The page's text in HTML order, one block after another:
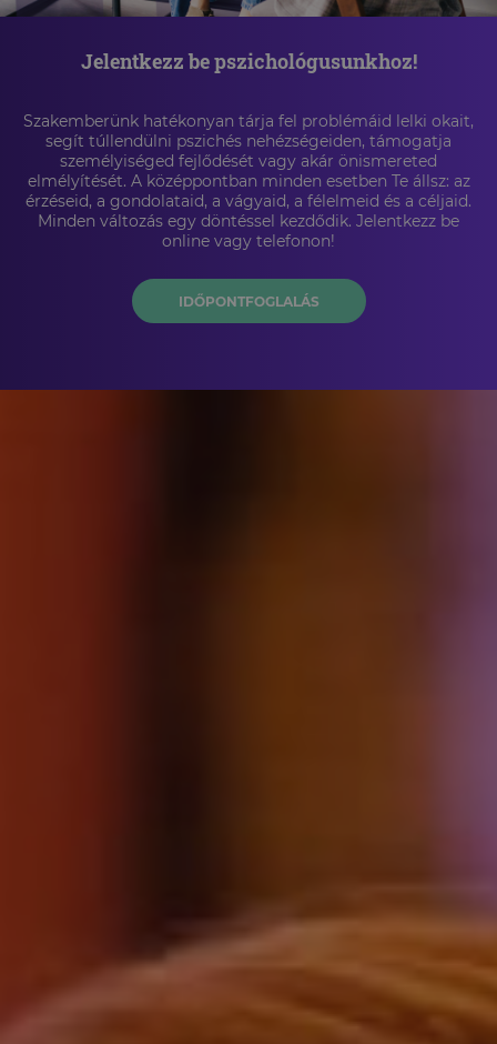
Jelentkezz be pszichológusunkhoz!
Szakemberünk hatékonyan tárja fel problémáid lelki okait,
segít túllendülni pszichés nehézségeiden, támogatja
személyiséged fejlődését vagy akár önismereted
elmélyítését. A középpontban minden esetben Te állsz: az
érzéseid, a gondolataid, a vágyaid, a félelmeid és a céljaid.
Minden változás egy döntéssel kezdődik. Jelentkezz be
online vagy telefonon!
IDŐPONTFOGLALÁS